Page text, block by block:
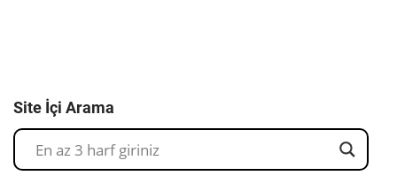
Site İçi Arama